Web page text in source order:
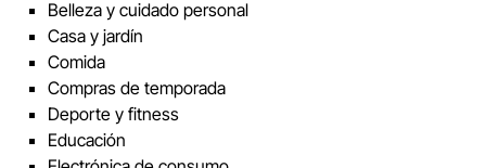
Belleza y cuidado personal
Casa y jardín
Comida
Compras de temporada
Deporte y fitness
Educación